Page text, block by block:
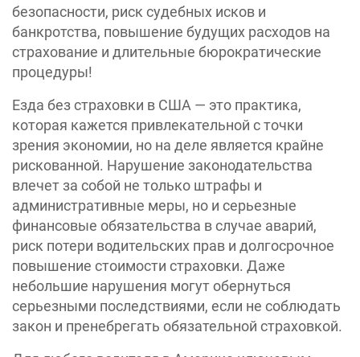
безопасности, риск судебных исков и
банкротства, повышение будущих расходов на
страхование и длительные бюрократические
процедуры!
Езда без страховки в США — это практика,
которая кажется привлекательной с точки
зрения экономии, но на деле является крайне
рискованной. Нарушение законодательства
влечет за собой не только штрафы и
административные меры, но и серьезные
финансовые обязательства в случае аварий,
риск потери водительских прав и долгосрочное
повышение стоимости страховки. Даже
небольшие нарушения могут обернуться
серьезными последствиями, если не соблюдать
закон и пренебрегать обязательной страховкой.